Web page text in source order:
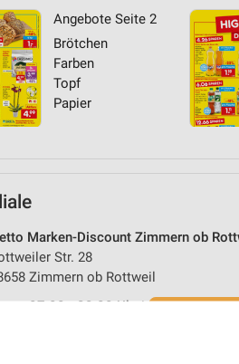
Angebote Seite 2
Brötchen
Farben
Topf
Papier
Marken-Discount Zimmern ob
Str. 28
Zimmern ob Rottweil
07:00 - 22:00 Uhr | Schließt in 23